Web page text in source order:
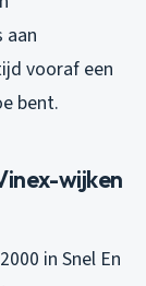
aan
vooraf een
bent.
wijken
in Snel En